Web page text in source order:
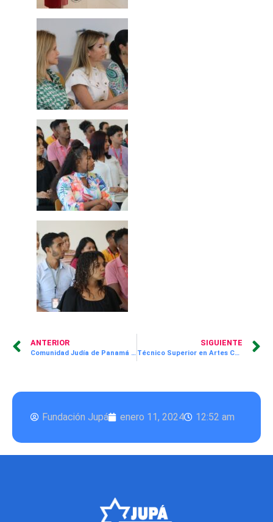
ANTERIOR
Comunidad Judía de Panamá dice presente un año más en la Teletón 20-30
SIGUIENTE
Técnico Superior en Artes Culinarias ya tiene a sus 25 becados 2024
Fundación Jupá enero 11, 2024 12:52 am